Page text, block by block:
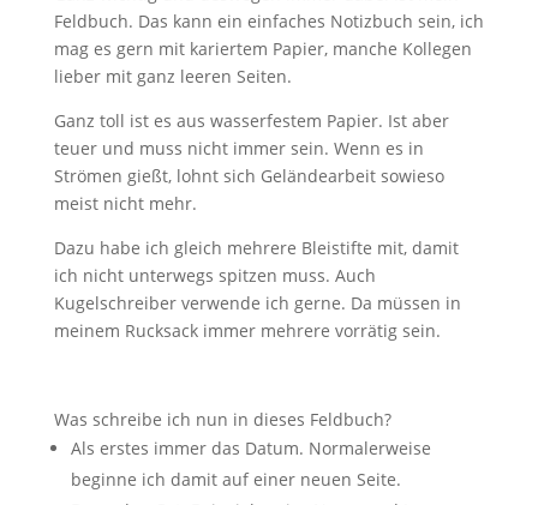
Feldbuch. Das kann ein einfaches Notizbuch sein, ich
mag es gern mit kariertem Papier, manche Kollegen
lieber mit ganz leeren Seiten.
Ganz toll ist es aus wasserfestem Papier. Ist aber
teuer und muss nicht immer sein. Wenn es in
Strömen gießt, lohnt sich Geländearbeit sowieso
meist nicht mehr.
Dazu habe ich gleich mehrere Bleistifte mit, damit
ich nicht unterwegs spitzen muss. Auch
Kugelschreiber verwende ich gerne. Da müssen in
meinem Rucksack immer mehrere vorrätig sein.
Was schreibe ich nun in dieses Feldbuch?
Als erstes immer das Datum. Normalerweise
beginne ich damit auf einer neuen Seite.